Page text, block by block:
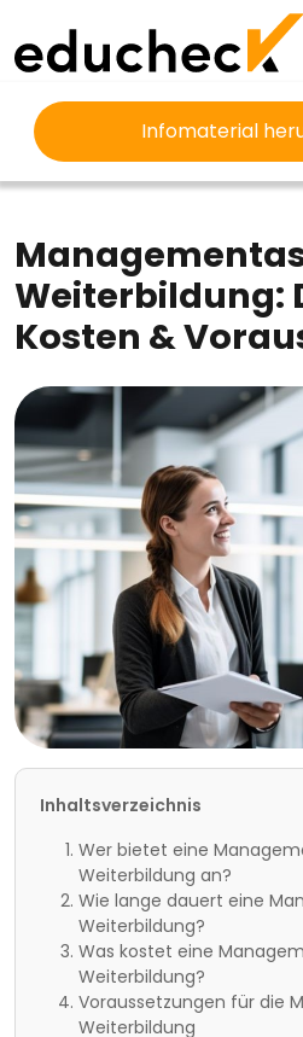
Infomaterial
EDUCHECK
AUSBILDUNG
MANAGEMENTASSISTENT
Weiterbildung:
Kosten &
Inhaltsverzeichnis
Wer bietet eine
Weiterbildung an?
Wie lange dauert eine
Weiterbildung?
Was kostet eine
Weiterbildung?
Voraussetzungen für die
Weiterbildung